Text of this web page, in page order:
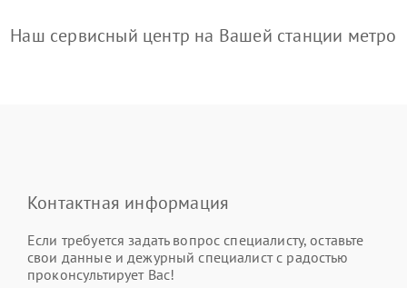
Наш сервисный центр на Вашей станции метро
Контактная информация
Если требуется задать вопрос специалисту, оставьте
свои данные и дежурный специалист с радостью
проконсультирует Вас!